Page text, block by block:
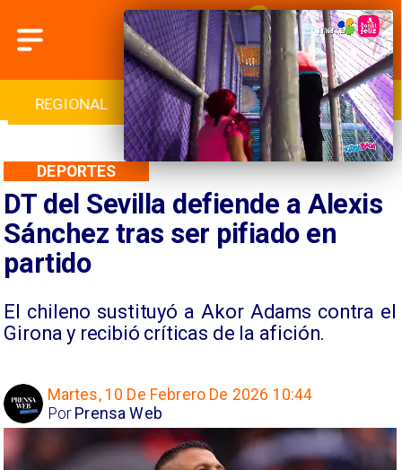
INTERNACIONAL DEPORTES CULTURA
DT del Sevilla defiende a Alexis
Sánchez tras ser pifiado en
partido
El chileno sustituyó a Akor Adams contra el
Girona y recibió críticas de la afición.
DEPORTES
Martes, 10 De Febrero De 2026 10:44
Prensa Web
Por